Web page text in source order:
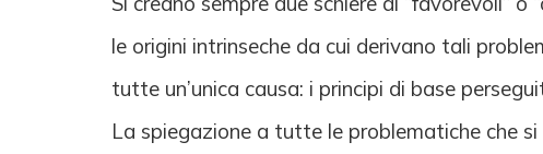
le origini intrinseche da cui derivano tali
tutte un’unica causa: i principi di base
La spiegazione a tutte le problematiche che